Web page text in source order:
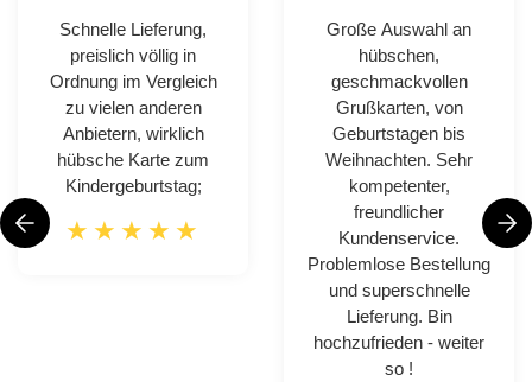
Schnelle Lieferung,
preislich völlig in
Ordnung im Vergleich
zu vielen anderen
Anbietern, wirklich
hübsche Karte zum
Kindergeburtstag;
Große Auswahl an
hübschen,
geschmackvollen
Grußkarten, von
Geburtstagen bis
Weihnachten. Sehr
kompetenter,
freundlicher
Kundenservice.
Problemlose Bestellung
und superschnelle
Lieferung. Bin
hochzufrieden - weiter
so !